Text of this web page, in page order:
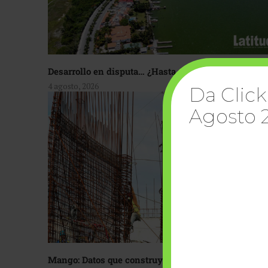
Desarrollo en disputa… ¿Hasta dónde crecer?
4 agosto, 2026
Mango: Datos que construyen confianza
Da
Agosto